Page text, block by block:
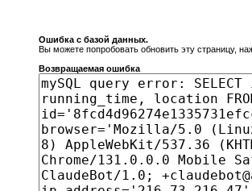
Ошибка с базой данных.
Вы можете попробовать обновить эту страницу,
Возвращаемая ошибка